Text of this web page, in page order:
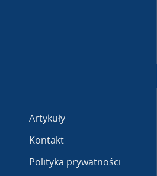
Artykuły
Kontakt
Polityka prywatności